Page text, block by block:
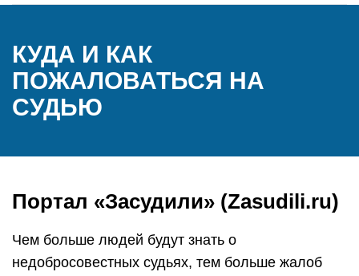
КУДА И КАК
ПОЖАЛОВАТЬСЯ НА
СУДЬЮ
Портал «Засудили» (Zasudili.ru)
Чем больше людей будут знать о
недобросовестных судьях, тем больше жалоб